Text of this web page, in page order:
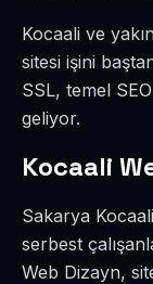
Kocaali ve
sitesi işini
SSL, temel
geliyor.
Kocaali
Sakarya
serbest
Web Dizayn,